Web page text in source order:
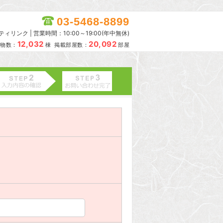
03-5468-8899
ィリンク | 営業時間：10:00～19:00(年中無休)
数： 12,032 棟 掲載部屋数： 20,092 部屋